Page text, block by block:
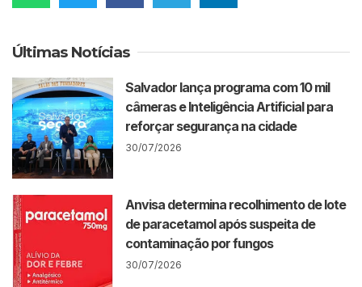
Últimas Notícias
Salvador lança programa com 10 mil
câmeras e Inteligência Artificial para
reforçar segurança na cidade
30/07/2026
Anvisa determina recolhimento de lote
de paracetamol após suspeita de
contaminação por fungos
30/07/2026